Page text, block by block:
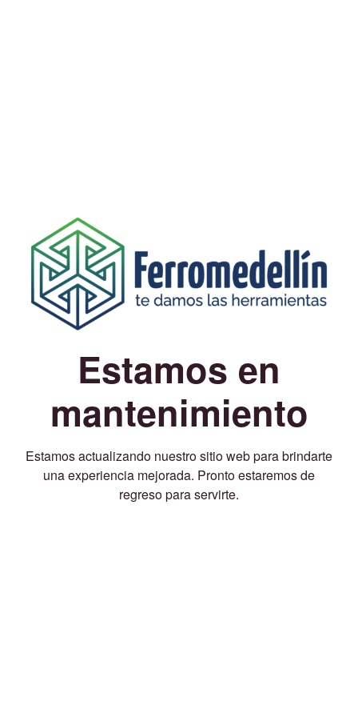
Estamos en
mantenimiento
Estamos actualizando nuestro sitio web para brindarte
una experiencia mejorada. Pronto estaremos de
regreso para servirte.